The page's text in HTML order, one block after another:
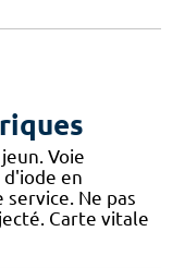
Voie
en
Ne pas
Carte vitale